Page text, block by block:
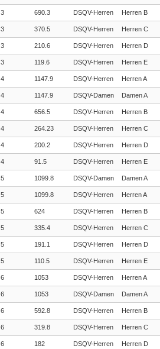
3 690.3 DSQV-Herren Herren B
3 370.5 DSQV-Herren Herren C
3 210.6 DSQV-Herren Herren D
3 119.6 DSQV-Herren Herren E
4 1147.9 DSQV-Herren Herren A
4 1147.9 DSQV-Damen Damen A
4 656.5 DSQV-Herren Herren B
4 264.23 DSQV-Herren Herren C
4 200.2 DSQV-Herren Herren D
4 91.5 DSQV-Herren Herren E
5 1099.8 DSQV-Damen Damen A
5 1099.8 DSQV-Herren Herren A
5 624 DSQV-Herren Herren B
5 335.4 DSQV-Herren Herren C
5 191.1 DSQV-Herren Herren D
5 110.5 DSQV-Herren Herren E
6 1053 DSQV-Herren Herren A
6 1053 DSQV-Damen Damen A
6 592.8 DSQV-Herren Herren B
6 319.8 DSQV-Herren Herren C
6 182 DSQV-Herren Herren D